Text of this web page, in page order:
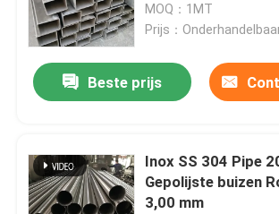
MOQ：1MT
Prijs：
Beste prijs
Inox SS 304 Pipe
Gepolijste buizen
3,00 mm